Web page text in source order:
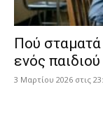
Πού σταματά
ενός
3 Μαρτίου 2026 στις